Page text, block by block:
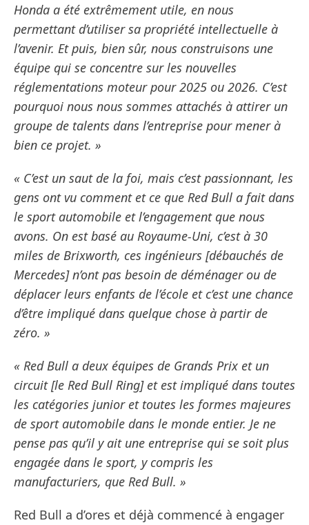
Honda a été extrêmement utile, en nous
permettant d’utiliser sa propriété intellectuelle à
l’avenir. Et puis, bien sûr, nous construisons une
équipe qui se concentre sur les nouvelles
réglementations moteur pour 2025 ou 2026. C’est
pourquoi nous nous sommes attachés à attirer un
groupe de talents dans l’entreprise pour mener à
bien ce projet. »
« C’est un saut de la foi, mais c’est passionnant, les
gens ont vu comment et ce que Red Bull a fait dans
le sport automobile et l’engagement que nous
avons. On est basé au Royaume-Uni, c’est à 30
miles de Brixworth, ces ingénieurs [débauchés de
Mercedes] n’ont pas besoin de déménager ou de
déplacer leurs enfants de l’école et c’est une chance
d’être impliqué dans quelque chose à partir de
zéro. »
« Red Bull a deux équipes de Grands Prix et un
circuit [le Red Bull Ring] et est impliqué dans toutes
les catégories junior et toutes les formes majeures
de sport automobile dans le monde entier. Je ne
pense pas qu’il y ait une entreprise qui se soit plus
engagée dans le sport, y compris les
manufacturiers, que Red Bull. »
Red Bull a d’ores et déjà commencé à engager